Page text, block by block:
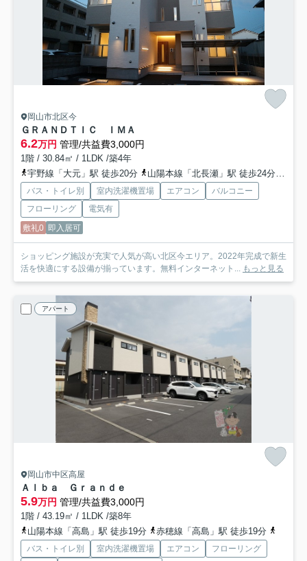
岡山市北区今
ＧＲＡＮＤＴＩＣ ＩＭＡ
6.2万円 管理/共益費3,000円
1階 / 30.84㎡ / 1LDK /築4年
宇野線「大元」駅 徒歩20分
山陽本線「北長瀬」駅 徒歩24分
バス・トイレ別 室内洗濯機置場 エアコン
バルコニー
フローリング
電気有
敷礼0 即入居可
ショッピング施設が充実で人気が高い北区今エリア。2022年完成で新生
活を快適にする設備が揃っています。無料インターネット... もっと見る
アパート
岡山市中区高屋
Ａｌｂａ Ｇｒａｎｄｅ
5.9万円 管理/共益費3,000円
1階 / 43.19㎡ / 1LDK /築8年
山陽本線「高島」駅 徒歩19分
赤穂線「高島」駅 徒歩19分
バス・トイレ別 室内洗濯機置場 エアコン
フローリング